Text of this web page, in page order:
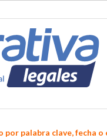
por palabra clave, fecha